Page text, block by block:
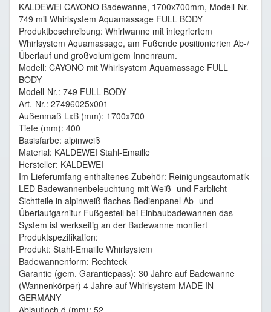
KALDEWEI CAYONO Badewanne, 1700x700mm, Modell-Nr.
749 mit Whirlsystem Aquamassage FULL BODY
Produktbeschreibung: Whirlwanne mit integriertem
Whirlsystem Aquamassage, am Fußende positionierten Ab-/
Überlauf und großvolumigem Innenraum.
Modell: CAYONO mit Whirlsystem Aquamassage FULL
BODY
Modell-Nr.: 749 FULL BODY
Art.-Nr.: 27496025x001
Außenmaß LxB (mm): 1700x700
Tiefe (mm): 400
Basisfarbe: alpinweiß
Material: KALDEWEI Stahl-Emaille
Hersteller: KALDEWEI
Im Lieferumfang enthaltenes Zubehör: Reinigungsautomatik
LED Badewannenbeleuchtung mit Weiß- und Farblicht
Sichtteile in alpinweiß flaches Bedienpanel Ab- und
Überlaufgarnitur Fußgestell bei Einbaubadewannen das
System ist werkseitig an der Badewanne montiert
Produktspezifikation:
Produkt: Stahl-Emaille Whirlsystem
Badewannenform: Rechteck
Garantie (gem. Garantiepass): 30 Jahre auf Badewanne
(Wannenkörper) 4 Jahre auf Whirlsystem MADE IN
GERMANY
Ablaufloch d (mm): 52